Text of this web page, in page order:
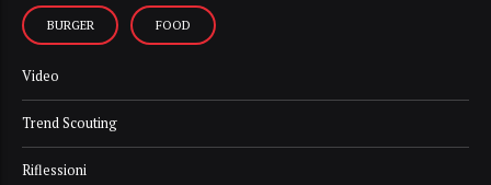
BURGER FOOD
Video
Trend Scouting
Riflessioni